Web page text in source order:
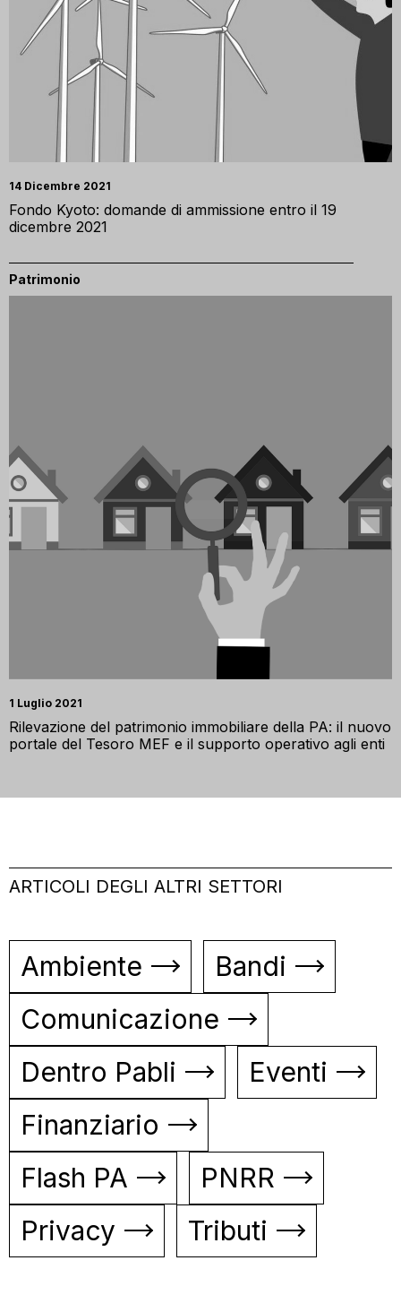
14 Dicembre 2021
Fondo Kyoto: domande di ammissione entro il 19
dicembre 2021
Patrimonio
1 Luglio 2021
Rilevazione del patrimonio immobiliare della PA: il nuovo
portale del Tesoro MEF e il supporto operativo agli enti
ARTICOLI DEGLI ALTRI SETTORI
Ambiente
Bandi
Comunicazione
Dentro Pabli
Eventi
Finanziario
Flash PA
PNRR
Privacy
Tributi